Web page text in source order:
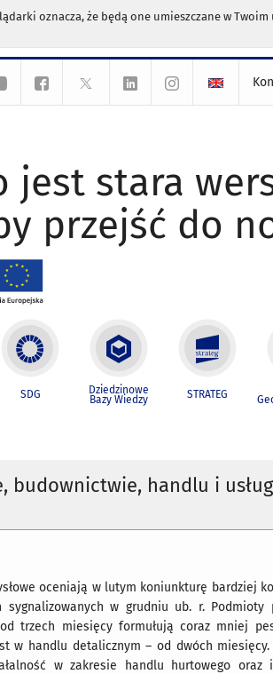
oznacza, że będą one umieszczane w
jest stara
przejść do
SDG Dziedzinowe
Bazy Wiedzy STRATEG
budownictwie, handlu i
oceniają w lutym koniunkturę bardziej
w grudniu ub. r. Podmioty
trzech miesięcy formułują coraz mniej
w handlu detalicznym – od dwóch miesięcy.
w zakresie handlu hurtowego oraz